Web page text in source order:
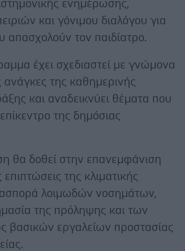
ενημέρωσης,
και γόνιμου διαλόγου για
απασχολούν τον παιδίατρο.
έχει σχεδιαστεί με γνώμονα
ανάγκες της καθημερινής
και αναδεικνύει θέματα που
της δημόσιας
θα δοθεί στην επανεμφάνιση
της κλιματικής
λοιμωδών νοσημάτων,
της πρόληψης και των
βασικών εργαλείων προστασίας